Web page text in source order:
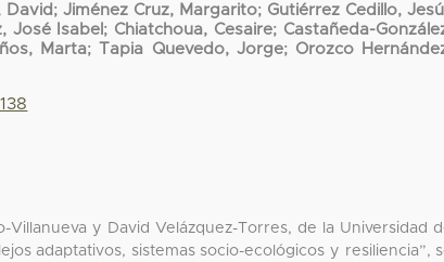
David;Jiménez Cruz, Margarito; Gutiérrez Cedillo,
José Isabel ; Chiatchoua, Cesaire; Castañeda-
Marta; Tapia Quevedo, Jorge; Orozco
y David Velázquez-Torres, de la Universidad
adaptativos, sistemas socio-ecológicos y resiliencia”,